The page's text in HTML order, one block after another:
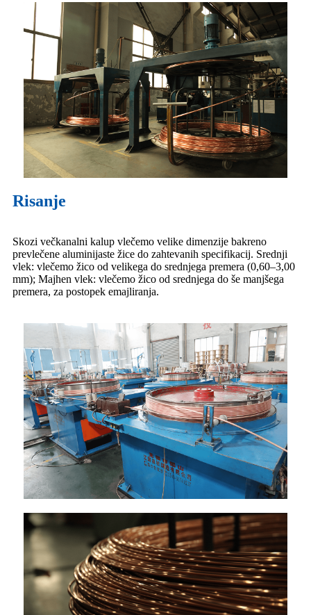
Risanje
Skozi večkanalni kalup vlečemo velike dimenzije bakreno
prevlečene aluminijaste žice do zahtevanih specifikacij. Srednji
vlek: vlečemo žico od velikega do srednjega premera (0,60–3,00
mm); Majhen vlek: vlečemo žico od srednjega do še manjšega
premera, za postopek emajliranja.